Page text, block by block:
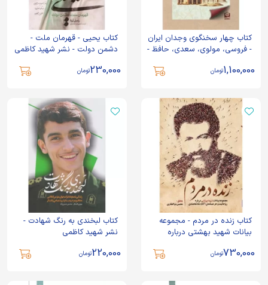
کتاب چهار سخنگوی وجدان ایران
- فروسی، مولوی، سعدی، حافظ -
1,100,000تومان
کتاب یحیی - قهرمان ملت -
دشمن دولت - نشر شهید کاظمی
230,000تومان
کتاب زنده در مردم - مجموعه
بیانات شهید بهشتی درباره
روحانیت و هر مسلمان آگاه
دغدغه مندی - نشر واژه پرداز
730,000تومان
کتاب لبخندی به رنگ شهادت -
نشر شهید کاظمی
220,000تومان